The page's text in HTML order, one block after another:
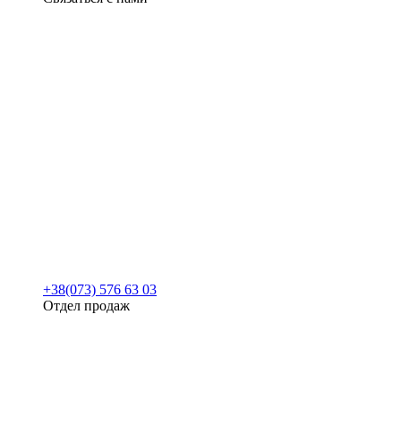
+38(073) 576 63 03
Отдел продаж